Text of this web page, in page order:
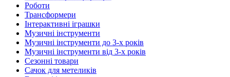
Роботи
Трансформери
Інтерактивні іграшки
Музичні інструменти
Музичні інструменти до 3-х років
Музичні інструменти від 3-х років
Сезонні товари
Сачок для метеликів